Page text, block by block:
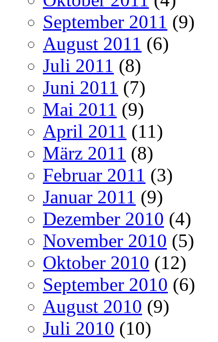
September 2011 (9)
August 2011 (6)
Juli 2011 (8)
Juni 2011 (7)
Mai 2011 (9)
April 2011 (11)
März 2011 (8)
Februar 2011 (3)
Januar 2011 (9)
Dezember 2010 (4)
November 2010 (5)
Oktober 2010 (12)
September 2010 (6)
August 2010 (9)
Juli 2010 (10)